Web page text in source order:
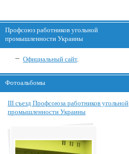
Профсоюз работников угольной
промышленности Украины
Официальный сайт.
Фотоальбомы
III съезд Профсоюза работников угольной
промышленности Украины